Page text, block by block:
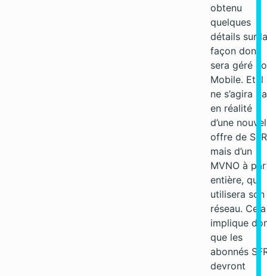
obtenu
quelques
détails sur la
façon dont
sera géré
Mobile. Et il
ne s’agira
en réalité
d’une
offre de
mais d’un
MVNO à
entière, qui
utilisera son
réseau. Cela
implique
que les
abonnés
devront